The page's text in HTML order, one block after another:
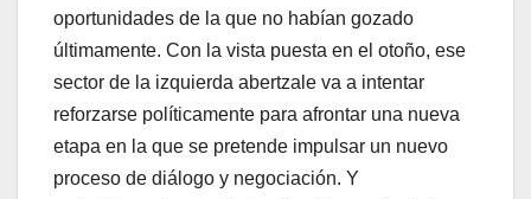
oportunidades de la que no habí­an gozado
últimamente. Con la vista puesta en el otoño, ese
sector de la izquierda abertzale va a intentar
reforzarse polí­ticamente para afrontar una nueva
etapa en la que se pretende impulsar un nuevo
proceso de diálogo y negociación. Y